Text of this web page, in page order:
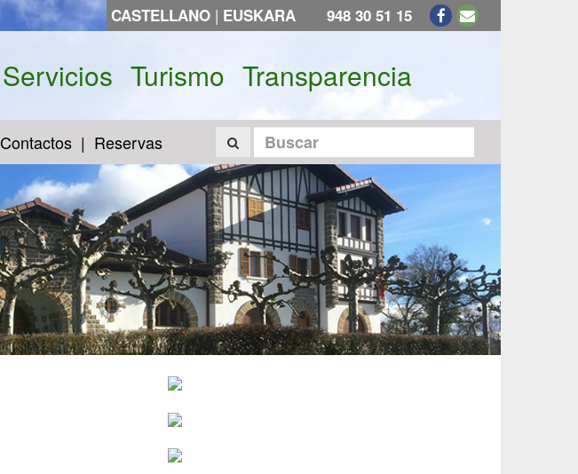
CASTELLANO | EUSKARA 948 30 51 15
Servicios Turismo Transparencia
Contactos Reservas